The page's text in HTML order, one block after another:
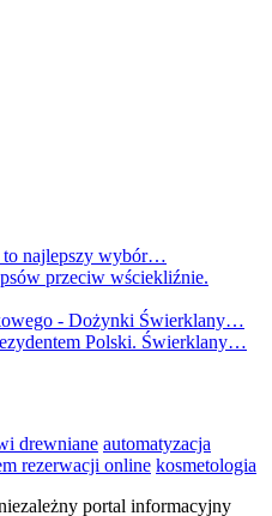
to najlepszy wybór…
przeciw wściekliźnie.
- Dożynki Świerklany…
Polski. Świerklany…
drewniane automatyzacja
rezerwacji online kosmetologia
portal informacyjny